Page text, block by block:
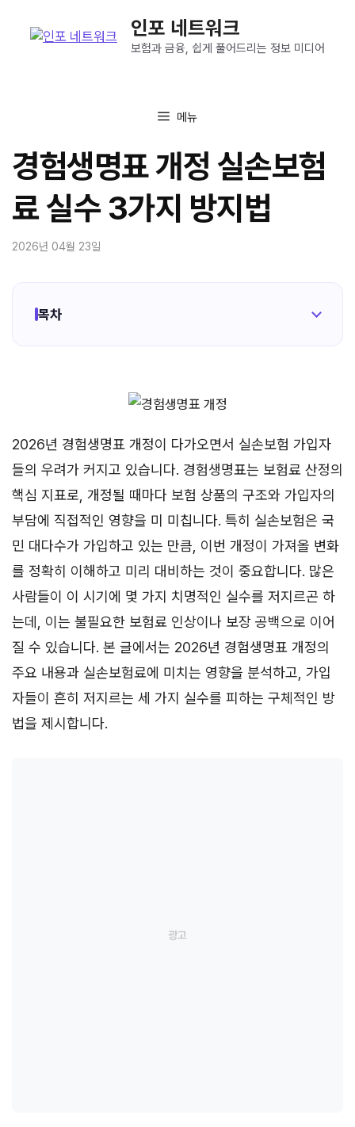
인포 네트워크
보험과 금융, 쉽게 풀어드리는 정보 미디어
메뉴
경험생명표 개정 실손보험
료 실수 3가지 방지법
2026년 04월 23일
목차
2026년 경험생명표 개정이 다가오면서 실손보험 가입자
들의 우려가 커지고 있습니다. 경험생명표는 보험료 산정의
핵심 지표로, 개정될 때마다 보험 상품의 구조와 가입자의
부담에 직접적인 영향을 미 미칩니다. 특히 실손보험은 국
민 대다수가 가입하고 있는 만큼, 이번 개정이 가져올 변화
를 정확히 이해하고 미리 대비하는 것이 중요합니다. 많은
사람들이 이 시기에 몇 가지 치명적인 실수를 저지르곤 하
는데, 이는 불필요한 보험료 인상이나 보장 공백으로 이어
질 수 있습니다. 본 글에서는 2026년 경험생명표 개정의
주요 내용과 실손보험료에 미치는 영향을 분석하고, 가입
자들이 흔히 저지르는 세 가지 실수를 피하는 구체적인 방
법을 제시합니다.